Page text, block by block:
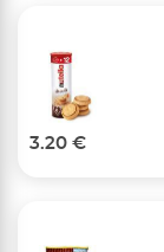
3.20 €